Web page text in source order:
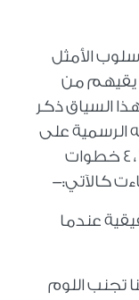
الأمثل
يقيهم من
السياق ذكر
على
مواقع التواصل الاجتماعي "فيسبوك" ، 4 خطوات
كالآتي:-
عندما
تجنب اللوم